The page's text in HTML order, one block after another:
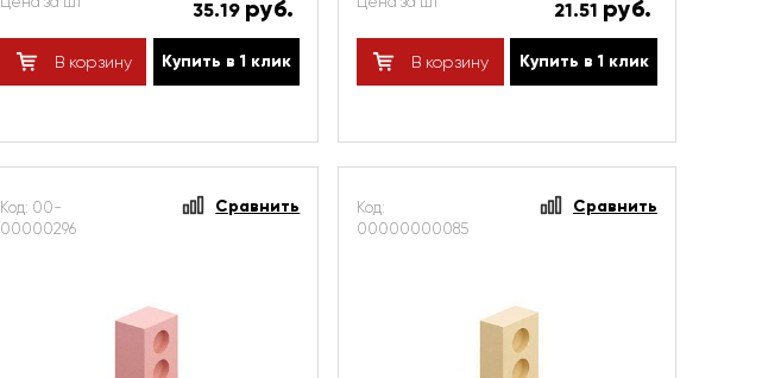
35.19 руб.
В корзину Купить в 1 клик
21.51 руб.
В корзину Купить в 1 клик
Код: 00-
00000296
Сравнить
Код:
00000000085
Сравнить